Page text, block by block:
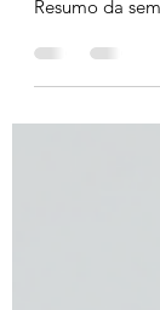
Abril 2026
Resumo da